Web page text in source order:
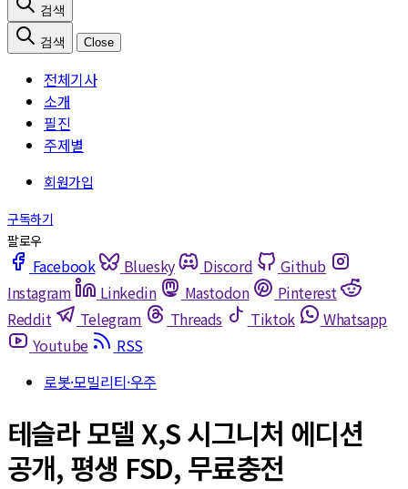
Close
전체기사
소개
필진
주제별
Facebook Bluesky Discord
Github
Instagram
Linkedin Mastodon
Pinterest
Reddit
Telegram Threads Tiktok
Whatsapp
Youtube
RSS
로봇·모빌리티·우주
테슬라 모델 X,S 시그니처 에디션
공개, 평생 FSD, 무료충전